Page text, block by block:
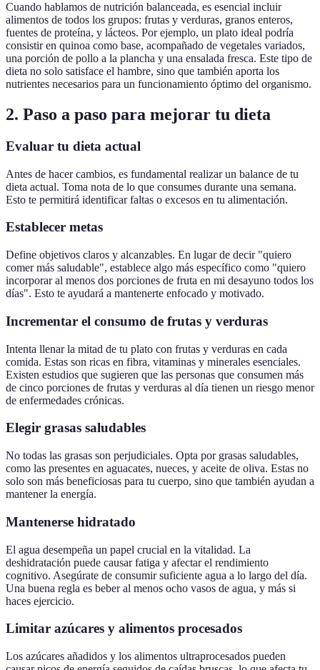
Cuando hablamos de nutrición balanceada, es esencial incluir
alimentos de todos los grupos: frutas y verduras, granos enteros,
fuentes de proteína, y lácteos. Por ejemplo, un plato ideal podría
consistir en quinoa como base, acompañado de vegetales variados,
una porción de pollo a la plancha y una ensalada fresca. Este tipo de
dieta no solo satisface el hambre, sino que también aporta los
nutrientes necesarios para un funcionamiento óptimo del organismo.
2. Paso a paso para mejorar tu dieta
Evaluar tu dieta actual
Antes de hacer cambios, es fundamental realizar un balance de tu
dieta actual. Toma nota de lo que consumes durante una semana.
Esto te permitirá identificar faltas o excesos en tu alimentación.
Establecer metas
Define objetivos claros y alcanzables. En lugar de decir "quiero
comer más saludable", establece algo más específico como "quiero
incorporar al menos dos porciones de fruta en mi desayuno todos los
días". Esto te ayudará a mantenerte enfocado y motivado.
Incrementar el consumo de frutas y verduras
Intenta llenar la mitad de tu plato con frutas y verduras en cada
comida. Estas son ricas en fibra, vitaminas y minerales esenciales.
Existen estudios que sugieren que las personas que consumen más
de cinco porciones de frutas y verduras al día tienen un riesgo menor
de enfermedades crónicas.
Elegir grasas saludables
No todas las grasas son perjudiciales. Opta por grasas saludables,
como las presentes en aguacates, nueces, y aceite de oliva. Estas no
solo son más beneficiosas para tu cuerpo, sino que también ayudan a
mantener la energía.
Mantenerse hidratado
El agua desempeña un papel crucial en la vitalidad. La
deshidratación puede causar fatiga y afectar el rendimiento
cognitivo. Asegúrate de consumir suficiente agua a lo largo del día.
Una buena regla es beber al menos ocho vasos de agua, y más si
haces ejercicio.
Limitar azúcares y alimentos procesados
Los azúcares añadidos y los alimentos ultraprocesados pueden